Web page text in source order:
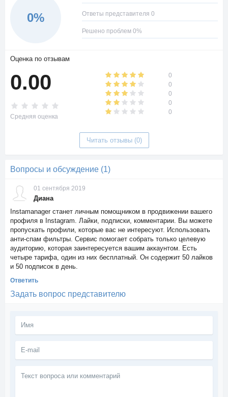
0% Ответы представителя 0
Решено проблем 0%
Оценка по отзывам
0.00
Средняя оценка
0
0
0
0
0
Читать отзывы (0)
Вопросы и обсуждение (1)
01 сентября 2019
Диана
Instamanager станет личным помощником в продвижении вашего
профиля в Instagram. Лайки, подписки, комментарии. Вы можете
пропускать профили, которые вас не интересуют. Использовать
анти-спам фильтры. Сервис помогает собрать только целевую
аудиторию, которая заинтересуется вашим аккаунтом. Есть
четыре тарифа, один из них бесплатный. Он содержит 50 лайков
и 50 подписок в день.
Ответить
Задать вопрос представителю
вопроса